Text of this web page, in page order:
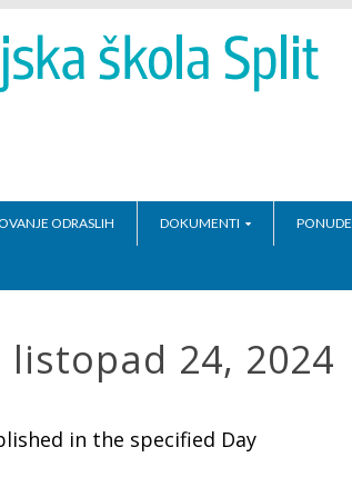
ODRASLIH DOKUMENTI PONUDE
listopad 24, 2024
in the specified Day